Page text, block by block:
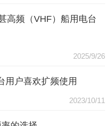
高频（VHF）船用电台
2025/9/26
用户喜欢扩频使用
2023/10/11